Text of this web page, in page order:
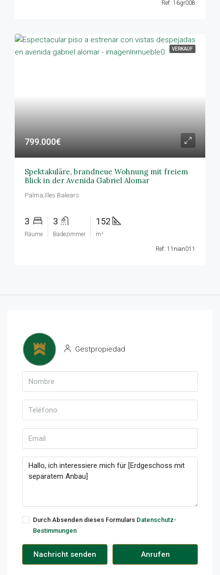
Ref: 16gr008
VERKAUF
799.000€
Spektakuläre, brandneue Wohnung mit freiem
Blick in der Avenida Gabriel Alomar
Palma,Illes Balears
3
Räume
3
Badezimmer
152
m²
Ref: 11nian011
Gestpropiedad
Durch Absenden dieses Formulars Datenschutz-
Bestimmungen
Nachricht senden Anrufen